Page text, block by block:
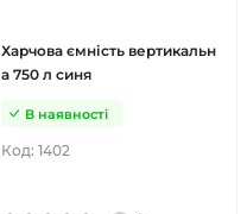
Харчова ємність вертикальн
а 750 л синя
Код: 1402
В наявності